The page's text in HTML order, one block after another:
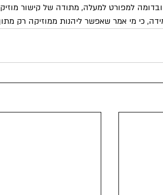
למפורט למעלה, מתודה של קישור
כי מי אמר שאפשר ליהנות ממוזיקה רק